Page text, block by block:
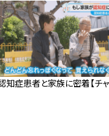
知症患者と家族に密着【チャ